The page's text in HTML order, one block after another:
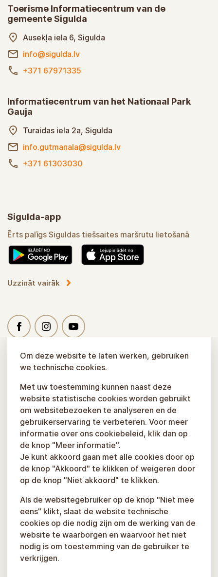
Sīkdatņu iestatījumi
Toerisme Informatiecentrum van de
info@sigulda.lv
+371 67971335
Informatiecentrum van het Nationaal Park
Sigulda-app
Ērts palīgs Siguldas tiešsaites maršrutu lietošanā
Uzzināt vairāk
Om deze website te laten werken, gebruiken
we technische cookies.
Met uw toestemming kunnen naast deze
website statistische cookies worden gebruikt
om websitebezoeken te analyseren en de
gebruikerservaring te verbeteren. Voor meer
informatie over ons cookiebeleid, klik dan op
de knop "Meer informatie".
Je kunt akkoord gaan met alle cookies door op
de knop "Akkoord" te klikken of weigeren door
op de knop "Niet akkoord" te klikken.
Als de websitegebruiker op de knop "Niet mee
eens" klikt, slaat de website technische
cookies op die nodig zijn om de werking van de
website te waarborgen en waarvoor het niet
nodig is om toestemming van de gebruiker te
verkrijgen.